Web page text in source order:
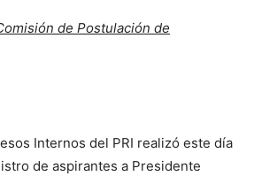
de Postulación de
Internos del PRI realizó este día
de aspirantes a Presidente